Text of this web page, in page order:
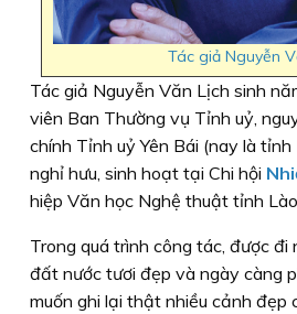
Tác giả Nguyễn
Tác giả Nguyễn Văn Lịch sinh
viên Ban Thường vụ Tỉnh uỷ,
chính Tỉnh uỷ Yên Bái (nay là tỉnh
nghỉ hưu, sinh hoạt tại Chi hội
hiệp Văn học Nghệ thuật tỉnh
Trong quá trình công tác, được đi
đất nước tươi đẹp và ngày càng
muốn ghi lại thật nhiều cảnh đẹp